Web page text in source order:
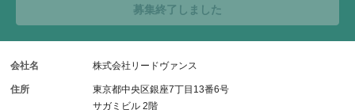
募集終了しました
会社名 株式会社リードヴァンス
住所
東京都中央区銀座7丁目13番6号
サガミビル 2階